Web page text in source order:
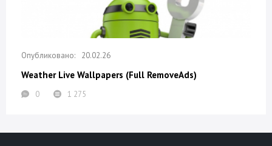
20.02.26
Weather Live Wallpapers (Full RemoveAds)
0 1 275